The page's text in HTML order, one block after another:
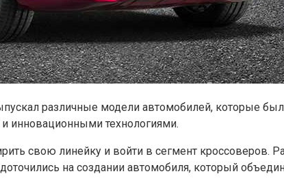
различные модели автомобилей, которые
инновационными технологиями.
свою линейку и войти в сегмент кроссоверов.
на создании автомобиля, который